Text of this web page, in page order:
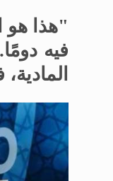
"هذا هو
فيه